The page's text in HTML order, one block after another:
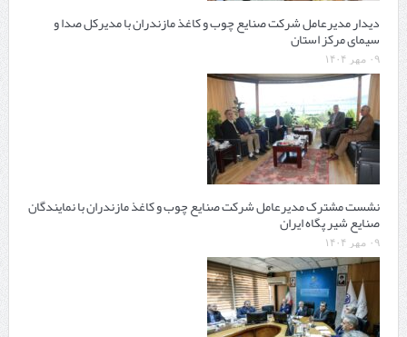
دیدار مدیرعامل شرکت صنایع چوب و کاغذ مازندران با مدیرکل صدا و
سیمای مرکز استان
۰۹ مهر ۱۴۰۴
نشست مشترک مدیرعامل شرکت صنایع چوب و کاغذ مازندران با نمایندگان
صنایع شیر پگاه ایران
۰۹ مهر ۱۴۰۴